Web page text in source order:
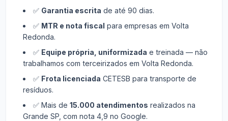
✅ Garantia escrita de até 90 dias.
✅ MTR e nota fiscal para empresas em Volta
Redonda.
✅ Equipe própria, uniformizada e treinada — não
trabalhamos com terceirizados em Volta Redonda.
✅ Frota licenciada CETESB para transporte de
resíduos.
✅ Mais de 15.000 atendimentos realizados na
Grande SP, com nota 4,9 no Google.